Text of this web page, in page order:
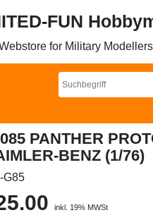
FUN
for Military
PANTHER
BENZ (1/76)
G85
inkl. 19% MWSt